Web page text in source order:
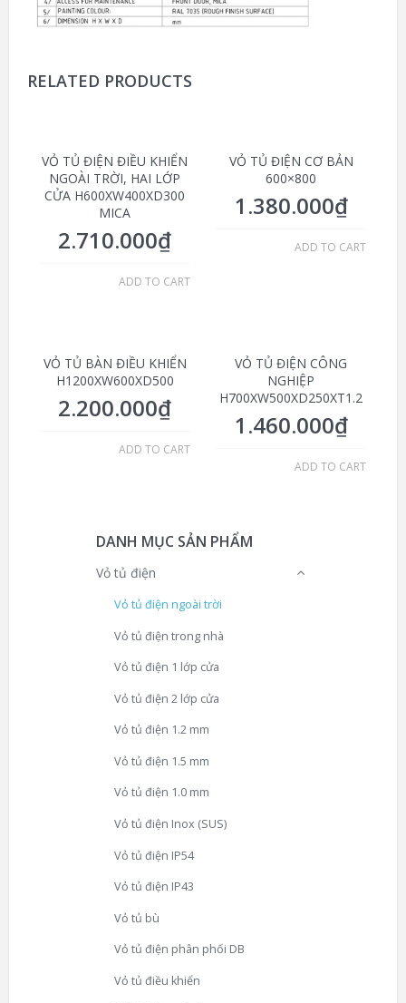
RELATED PRODUCTS
VỎ TỦ ĐIỆN ĐIỀU KHIỂN
NGOÀI TRỜI, HAI LỚP
CỬA H600XW400XD300
MICA
2.710.000₫
ADD TO CART
VỎ TỦ ĐIỆN CƠ BẢN
600×800
1.380.000₫
ADD TO CART
VỎ TỦ BÀN ĐIỀU KHIỂN
H1200XW600XD500
2.200.000₫
ADD TO CART
VỎ TỦ ĐIỆN CÔNG
NGHIỆP
H700XW500XD250XT1.2
1.460.000₫
ADD TO CART
DANH MỤC SẢN PHẨM
Vỏ tủ điện
Vỏ tủ điện ngoài trời
Vỏ tủ điện trong nhà
Vỏ tủ điện 1 lớp cửa
Vỏ tủ điện 2 lớp cửa
Vỏ tủ điện 1.2 mm
Vỏ tủ điện 1.5 mm
Vỏ tủ điện 1.0 mm
Vỏ tủ điện Inox (SUS)
Vỏ tủ điện IP54
Vỏ tủ điện IP43
Vỏ tủ bù
Vỏ tủ điện phân phối DB
Vỏ tủ điều khiển